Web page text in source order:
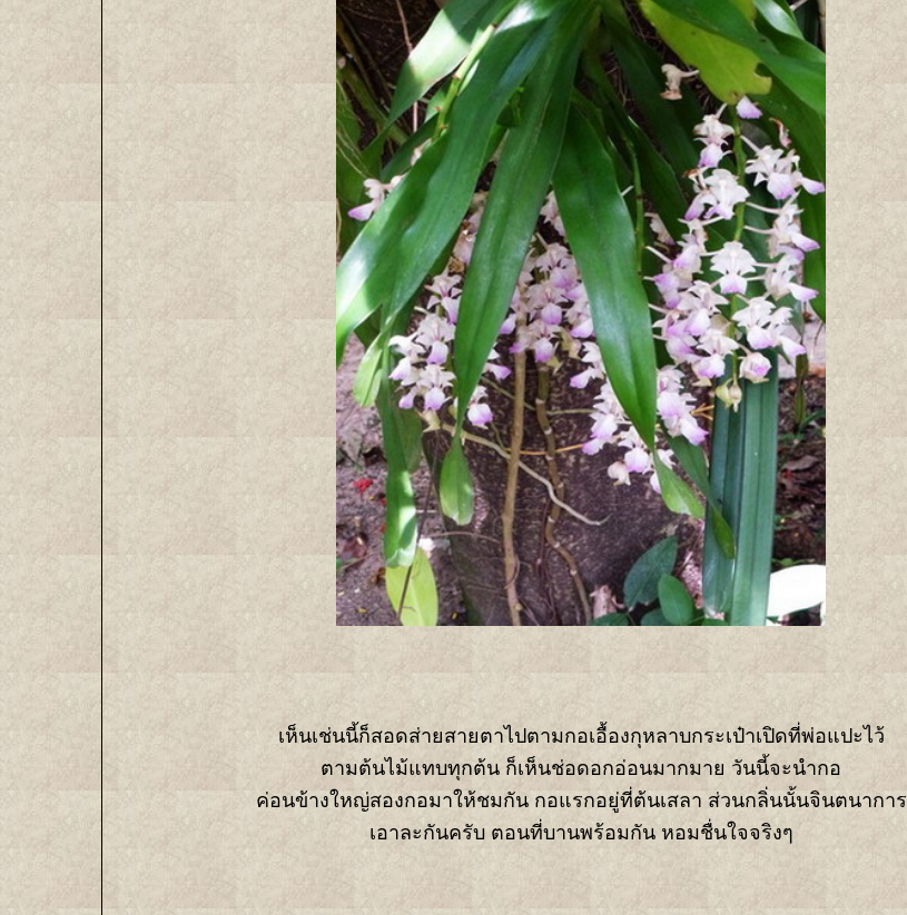
เห็นเช่นนี้ก็สอดส่ายสายตาไปตามกอเอื้องกุหลาบกระเป๋าเปิดที่พ่อแปะไว้
ตามต้นไม้แทบทุกต้น ก็เห็นช่อดอกอ่อนมากมาย วันนี้จะนำกอ
ค่อนข้างใหญ่สองกอมาให้ชมกัน กอแรกอยู่ที่ต้นเสลา ส่วนกลิ่นนั้นจินตนาการ
เอาละกันครับ ตอนที่บานพร้อมกัน หอมชื่นใจจริงๆ